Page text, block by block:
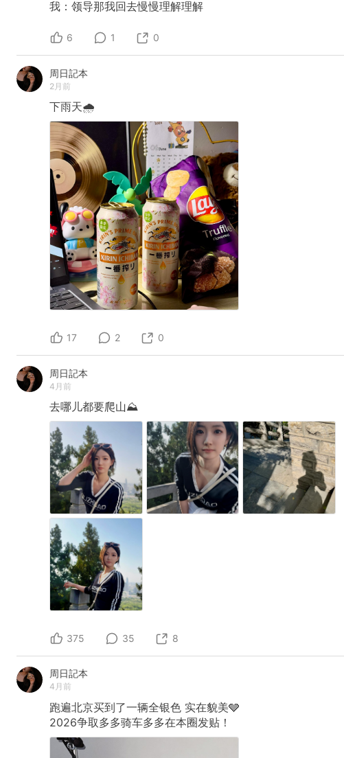
我：领导那我回去慢慢理解理解
6 1 0
周日記本
2月前
下雨天🌧️
17 2 0
周日記本
4月前
去哪儿都要爬山⛰️
375 35 8
周日記本
4月前
跑遍北京买到了一辆全银色 实在貌美🩶
2026争取多多骑车多多在本圈发贴！